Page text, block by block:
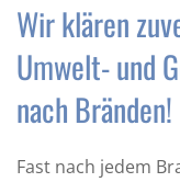
Wir klären
Umwelt- und
nach Bränden!
Fast nach jedem